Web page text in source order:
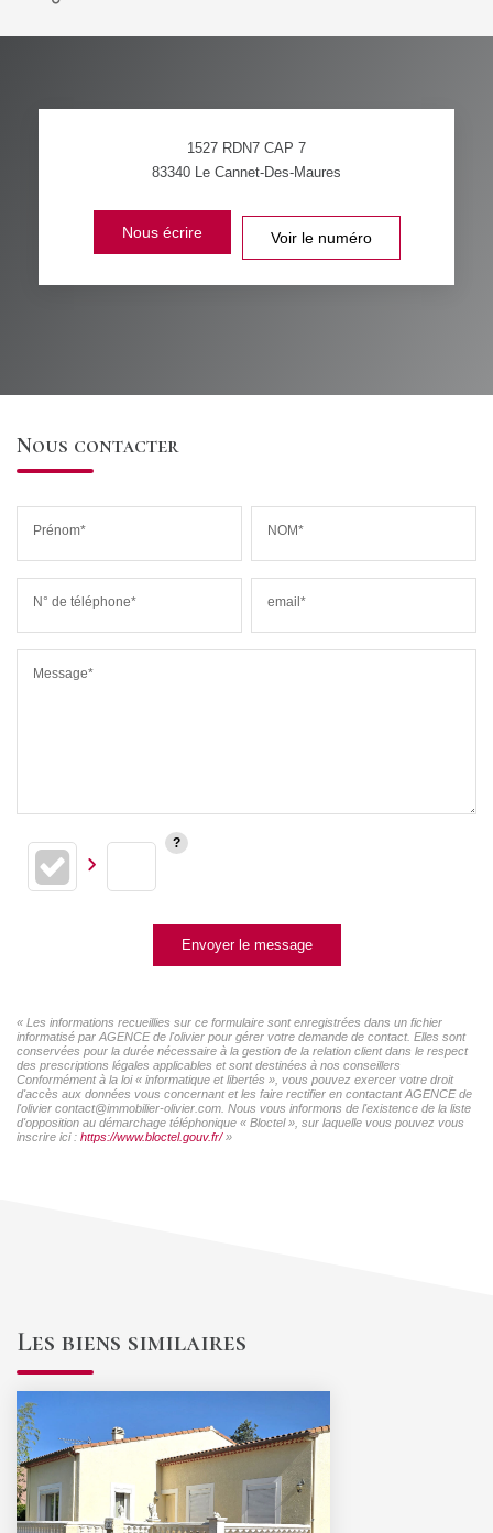
1527 RDN7 CAP 7
83340 Le Cannet-Des-Maures
Nous écrire Voir le numéro
Nous contacter
Prénom* NOM*
N° de téléphone* email*
Message*
Envoyer le message
« Les informations recueillies sur ce formulaire sont enregistrées dans un fichier
informatisé par AGENCE de l'olivier pour gérer votre demande de contact. Elles sont
conservées pour la durée nécessaire à la gestion de la relation client dans le respect
des prescriptions légales applicables et sont destinées à nos conseillers
Conformément à la loi « informatique et libertés », vous pouvez exercer votre droit
d'accès aux données vous concernant et les faire rectifier en contactant AGENCE de
l'olivier contact@immobilier-olivier.com. Nous vous informons de l'existence de la liste
d'opposition au démarchage téléphonique « Bloctel », sur laquelle vous pouvez vous
inscrire ici : https://www.bloctel.gouv.fr/»
Les biens similaires